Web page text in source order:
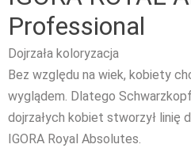
Professional
Dojrzała koloryzacja
Bez względu na wiek, kobiety
wyglądem. Dlatego
dojrzałych kobiet stworzył linię
IGORA Royal Absolutes.